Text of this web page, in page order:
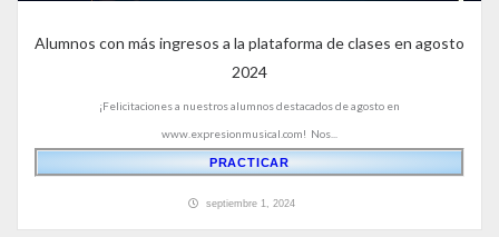
Alumnos con más ingresos a la plataforma de clases en agosto
2024
¡Felicitaciones a nuestros alumnos destacados de agosto en
www.expresionmusical.com! Nos...
PRACTICAR
septiembre 1, 2024